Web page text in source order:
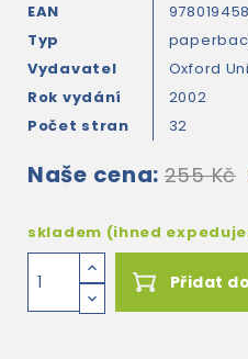
EAN
Typ
Vydavatel
Oxford
Rok vydání
2002
Počet stran
32
Naše cena: 255 Kč
skladem (ihned
Přidat